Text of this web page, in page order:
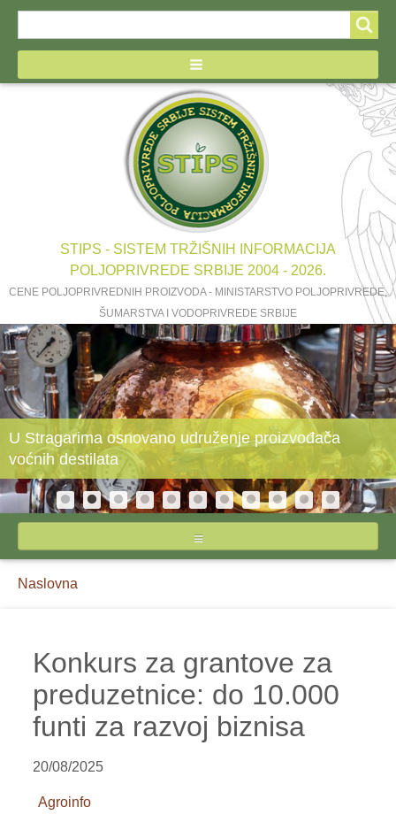
Search
form
STIPS - SISTEM TRŽIŠNIH INFORMACIJA
POLJOPRIVREDE SRBIJE 2004 - 2026.
CENE POLJOPRIVREDNIH PROIZVODA - MINISTARSTVO POLJOPRIVREDE,
ŠUMARSTVA I VODOPRIVREDE SRBIJE
U Stragarima osnovano udruženje proizvođača
voćnih destilata
NASLOVNA
IZVEŠTAJI CENA
INPUTI
JAJA I ŽIVINSKO MESO
MLEKO I MLEČNI PROIZVODI
Breadcrumbs
You
Naslovna
Konkurs za grantove za
preduzetnice: do 10.000
funti za razvoj biznisa
20/08/2025
Agroinfo